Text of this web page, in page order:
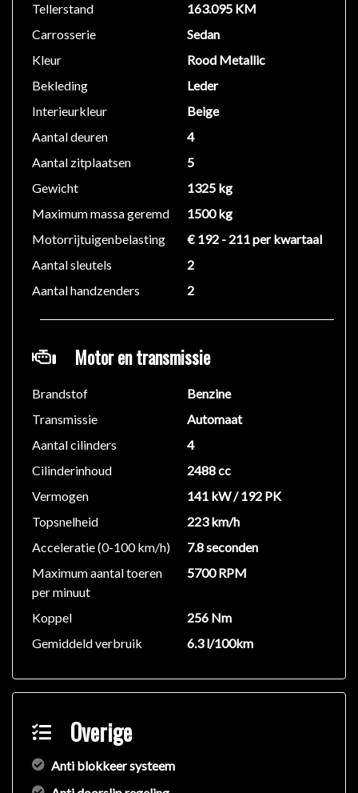
BEVEILIGING:
Antidiefstalsysteem: startonderbreker
Automatische deurvergrendeling
Dubbele deurvergrendeling
EXTERIEUR:
Buitenspiegels: - elektrisch verstelbaar en
verwarmbaar
Waterafstotend glas voor ruiten vooraan
Extra getinte achterruiten
Kleur exterieur: Soul Red
Fabrieksaf audio/full-map navigatie systeem
Touch screen kleurenscherm
Bluetooth
Optitron-instrumenten:
Bedieningselementen op het stuurwiel
INTERIEURCOMFORT EN FUNCTIONALITEIT:
12 V-stopcontact
Elektrische ruiten
3-spakig leder bekleed stuurwiel
- manueel multiverstelbaar
- airconditioning
- luchtfilter met actieve antipollenfunctie
- Zetelbekleding leder / ProLuxe
- 6-voudige verstelling (bestuurder en passagier)
- Deelbare achterbank
- Achteruitkijkspiegel met automatische diminstelling
- Bandenreparatiekit
Tellerstand
163.095 KM
Carrosserie
Sedan
Kleur
Rood Metallic
Bekleding
Leder
Interieurkleur
Beige
Aantal deuren
4
Aantal zitplaatsen
5
Gewicht
1325 kg
Maximum massa geremd
1500 kg
Motorrijtuigenbelasting
€ 192 - 211 per kwartaal
Aantal sleutels
2
Aantal handzenders
2
Motor en transmissie
Brandstof
Benzine
Transmissie
Automaat
Aantal cilinders
4
Cilinderinhoud
2488 cc
Vermogen
141 kW / 192 PK
Topsnelheid
223 km/h
Acceleratie (0-100 km/h)
7.8 seconden
Maximum aantal toeren
per minuut
5700 RPM
Koppel
256 Nm
Gemiddeld verbruik
6.3 l/100km
Overige
Anti blokkeer systeem